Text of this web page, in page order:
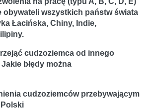
obywateli wszystkich państw świata
Łacińska, Chiny, Indie,
cudzoziemca od innego
błędy można
cudzoziemców przebywającym